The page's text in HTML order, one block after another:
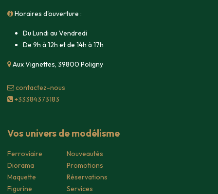
Horaires d'ouverture :
Du Lundi au Vendredi
De 9h à 12h et de 14h à 17h
Aux Vignettes, 39800 Poligny
contacte​z-nous
+33384373183
Vos univers de modélisme
Ferroviaire
Diorama
Maquette
Figurine
Nouveautés
Promotions
Réservations
Services